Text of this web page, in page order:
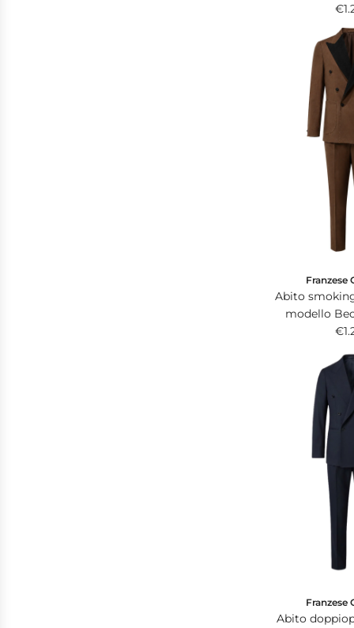
champagne
tessuto
Franzese
Abito
modello
cioccolato in
Franzese
Abito